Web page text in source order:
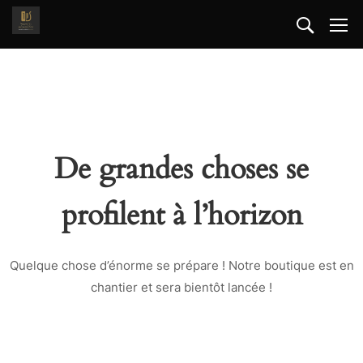
De grandes choses se
profilent à l’horizon
Quelque chose d’énorme se prépare ! Notre boutique est en
chantier et sera bientôt lancée !